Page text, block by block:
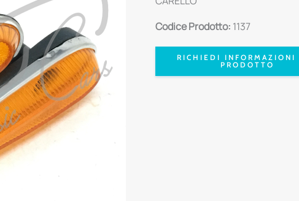
Codice Prodotto: 1137
RICHIEDI INFORMAZIONI
PRODOTTO